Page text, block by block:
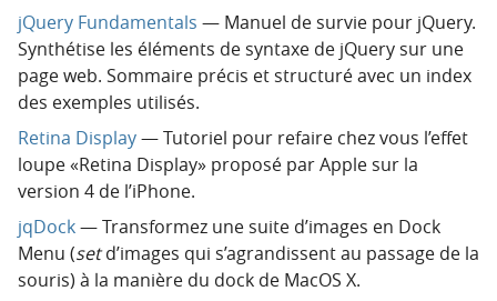
jQuery Fundamentals — Manuel de survie pour jQuery.
Synthétise les éléments de syntaxe de jQuery sur une
page web. Sommaire précis et structuré avec un index
des exemples utilisés.
Retina Display— Tutoriel pour refaire chez vous l’effet
loupe «Retina Display» proposé par Apple sur la
version 4 de l’iPhone.
jqDock— Transformez une suite d’images en Dock
Menu (setd’images qui s’agrandissent au passage de la
souris) à la manière du dock de MacOS X.